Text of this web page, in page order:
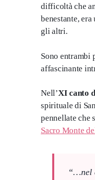
difficoltà che
benestante,
gli altri.
Sono entrambi
affascinante
Nell’XI canto
spirituale di
pennellate che
Sacro Monte
“…nel